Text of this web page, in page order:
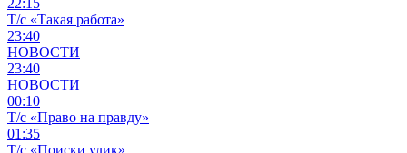
22:15
Т/с «Такая работа»
23:40
НОВОСТИ
23:40
НОВОСТИ
00:10
Т/с «Право на правду»
01:35
Т/с «Поиски улик»